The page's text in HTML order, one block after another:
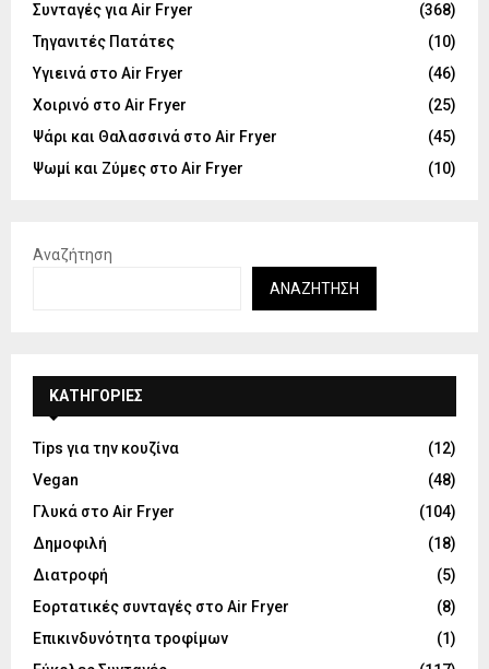
Συνταγές για Air Fryer
(368)
Τηγανιτές Πατάτες
(10)
Υγιεινά στο Air Fryer
(46)
Χοιρινό στο Air Fryer
(25)
Ψάρι και Θαλασσινά στο Air Fryer
(45)
Ψωμί και Ζύμες στο Air Fryer
(10)
Αναζήτηση
ΑΝΑΖΉΤΗΣΗ
KΑΤΗΓΟΡΊΕΣ
Tips για την κουζίνα
(12)
Vegan
(48)
Γλυκά στο Air Fryer
(104)
Δημοφιλή
(18)
Διατροφή
(5)
Εορτατικές συνταγές στο Air Fryer
(8)
Επικινδυνότητα τροφίμων
(1)